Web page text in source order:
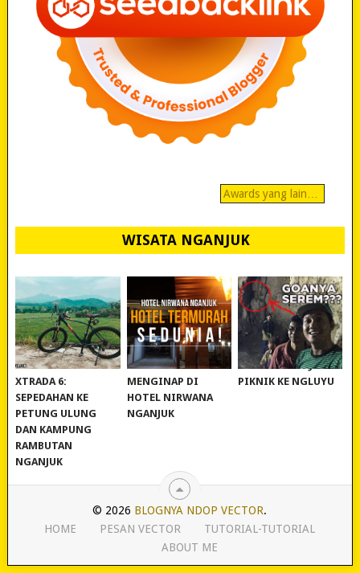
Awards yang lain…
WISATA NGANJUK
REVIEW POLYGON
XTRADA 6:
SEPEDAHAN KE
PETUNG ULUNG
DAN KAMPUNG
RAMBUTAN
NGANJUK
MURAH BANGET!
MENGINAP DI
HOTEL NIRWANA
NGANJUK
WISATA NGANJUK:
PIKNIK KE NGLUYU
© 2026 BLOGNYA NDOP VECTOR.
HOME
PESAN VECTOR
TUTORIAL-TUTORIAL
ABOUT ME